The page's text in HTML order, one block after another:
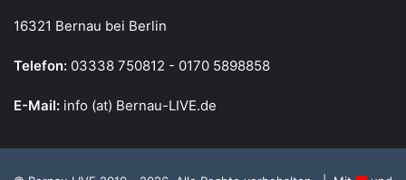
16321 Bernau bei Berlin
Telefon: 03338 750812 - 0170 5898858
E-Mail: info (at) Bernau-LIVE.de